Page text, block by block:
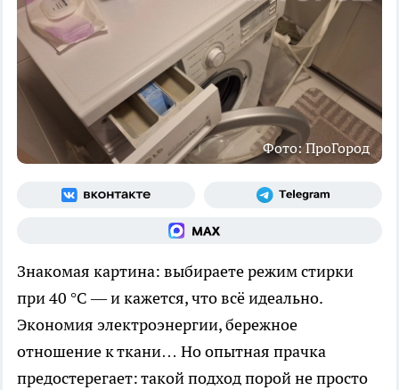
Фото: ПроГород
Знакомая картина: выбираете режим стирки
при 40 °C — и кажется, что всё идеально.
Экономия электроэнергии, бережное
отношение к ткани… Но опытная прачка
предостерегает: такой подход порой не просто